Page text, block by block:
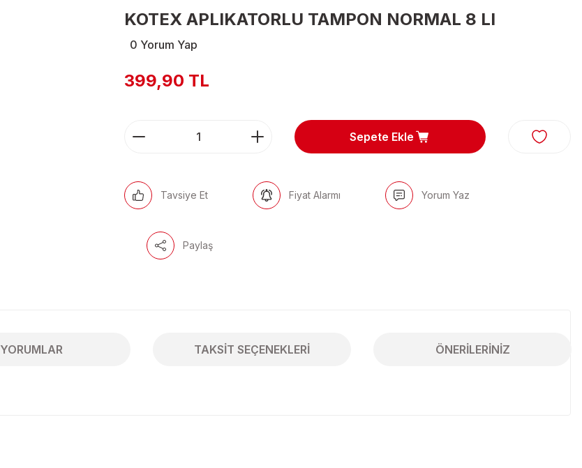
KOTEX APLIKATORLU TAMPON NORMAL 8 LI
0 Yorum Yap
399,90 TL
Sepete Ekle
Tavsiye Et Fiyat Alarmı Yorum Yaz
Paylaş
YORUMLAR TAKSIT SEÇENEKLERI ÖNERILERINIZ